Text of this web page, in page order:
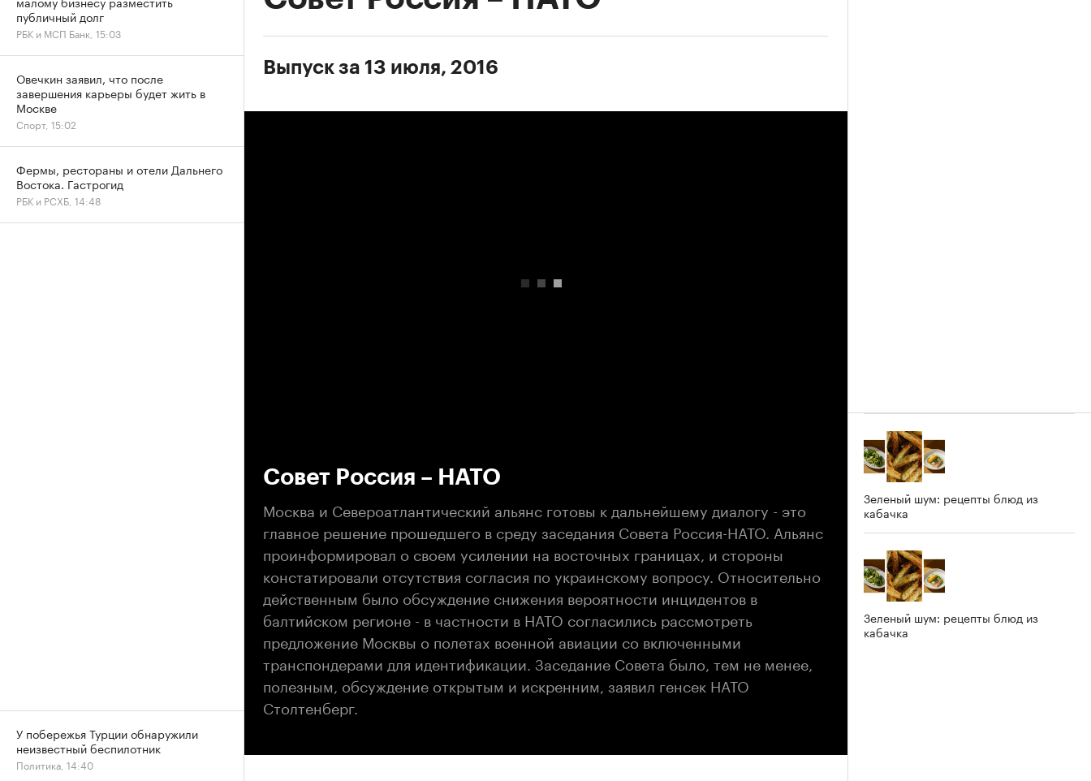
Выпуск за 13 июля, 2016
Совет Россия – НАТО
Москва и Североатлантический альянс готовы к дальнейшему диалогу - это
главное решение прошедшего в среду заседания Совета Россия-НАТО. Альянс
проинформировал о своем усилении на восточных границах, и стороны
констатировали отсутствия согласия по украинскому вопросу. Относительно
действенным было обсуждение снижения вероятности инцидентов в
балтийском регионе - в частности в НАТО согласились рассмотреть
предложение Москвы о полетах военной авиации со включенными
транспондерами для идентификации. Заседание Совета было, тем не менее,
полезным, обсуждение открытым и искренним, заявил генсек НАТО
Столтенберг.
Зеленый шум: рецепты блюд из
кабачка
Зеленый шум: рецепты блюд из
кабачка
публичный долг
РБК и МСП Банк, 15:03
Овечкин заявил, что после
завершения карьеры будет жить в
Москве
Спорт, 15:02
Фермы, рестораны и отели Дальнего
Востока. Гастрогид
РБК и РСХБ, 14:48
У побережья Турции обнаружили
неизвестный беспилотник
Политика, 14:40